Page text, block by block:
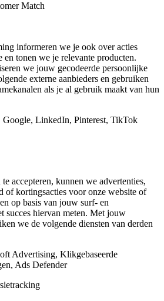
Match
informeren we je ook over acties
en tonen we je relevante producten.
we jouw gecodeerde persoonlijke
externe aanbieders en gebruiken
als je al gebruik maakt van hun
LinkedIn, Pinterest, TikTok
accepteren, kunnen we advertenties,
of kortingsacties voor onze website of
op basis van jouw surf- en
succes hiervan meten. Met jouw
we de volgende diensten van derden
Advertising, Klikgebaseerde
Ads Defender